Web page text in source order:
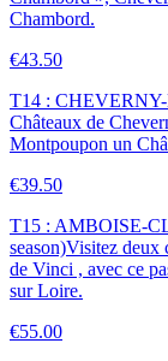
Chambord.
€43.50
T14 :
Châteaux de
Montpoupon un
€39.50
T15 : AMBOISE-
season)Visitez deux
de Vinci , avec ce
sur Loire.
€55.00